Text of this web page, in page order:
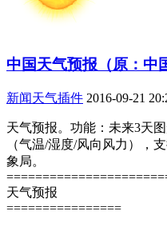
中国天气预报（原：中
新闻天气插件 2016-09-21
天气预报。功能：未来3天
（气温/湿度/风向风力），
象局。
天气预报
================